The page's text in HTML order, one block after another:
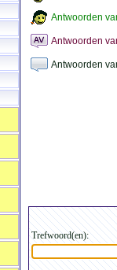
Antwoorden
Antwoorden
Antwoorden
Trefwoord(en):